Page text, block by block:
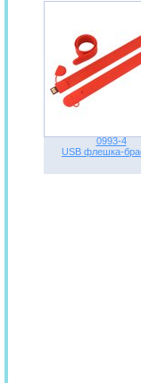
0993-4
USB флешка-